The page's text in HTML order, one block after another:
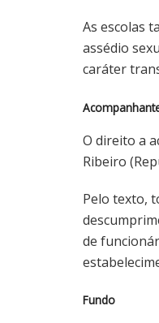
As escolas
assédio
caráter
O direito a
Ribeiro
Pelo texto,
de
Fundo